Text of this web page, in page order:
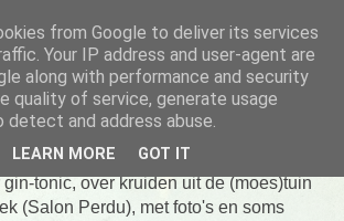
An
An! Niet altijd online, wel vaak te vinden
koken, om te eten en om verhalen te
patisserie, over koken uit favoriete
tonic, over kruiden uit de (moes)tuin
(Salon Perdu), met foto's en soms
from Google to deliver its services
Your IP address and user-agent are
along with performance and security
quality of service, generate usage
and address abuse.
LEARN MORE GOT IT